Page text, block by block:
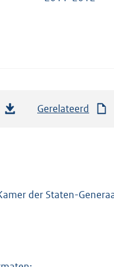
Gerelateerd
der Staten-